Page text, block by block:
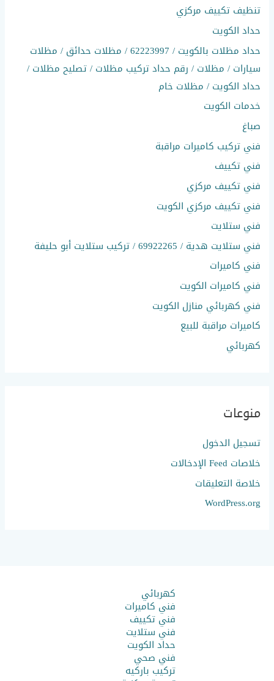
تنظيف تكييف مركزي
حداد الكويت
حداد مظلات بالكويت / 62223997 / مظلات حدائق / مظلات
سيارات / مظلات / رقم حداد تركيب مظلات / تصليح مظلات /
حداد الكويت / مظلات خام
خدمات الكويت
صباغ
فني تركيب كاميرات مراقبة
فني تكييف
فني تكييف مركزي
فني تكييف مركزي الكويت
فني ستلايت
فني ستلايت هدية / 69922265 / تركيب ستلايت أبو حليفة
فني كاميرات
فني كاميرات الكويت
فني كهربائي منازل الكويت
كاميرات مراقبة للبيع
كهربائي
منوعات
تسجيل الدخول
خلاصات Feed الإدخالات
خلاصة التعليقات
WordPress.org
كهربائي
فني كاميرات
فني تكييف
فني ستلايت
حداد الكويت
فني صحي
تركيب باركيه